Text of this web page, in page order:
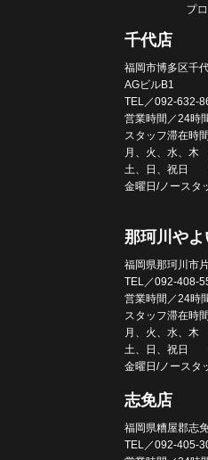
千代店
福岡市博多区千
AGビルB1
TEL／092-632-
営業時間／24時
スタッフ滞在時
月、火、水、木
土、日、祝日
金曜日/ノースタ
那珂川や
福岡県那珂川市
TEL／092-408-
営業時間／24時
スタッフ滞在時
月、火、水、木
土、日、祝日
金曜日/ノースタ
志免店
福岡県糟屋郡志
TEL／092-405-